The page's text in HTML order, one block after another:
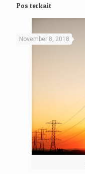
Pos terkait
November 8, 2018